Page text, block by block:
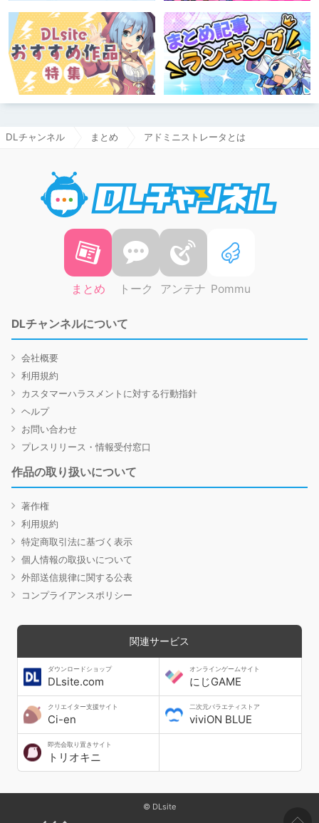
DLチャンネル まとめ アドミニストレータとは
まとめ トーク アンテナ Pommu
DLチャンネルについて
会社概要
利用規約
カスタマーハラスメントに対する行動指針
ヘルプ
お問い合わせ
プレスリリース・情報受付窓口
作品の取り扱いについて
著作権
利用規約
特定商取引法に基づく表示
個人情報の取扱いについて
外部送信規律に関する公表
コンプライアンスポリシー
関連サービス
ダウンロードショップ
DLsite.com
オンラインゲームサイト
にじGAME
クリエイター支援サイト
Ci-en
二次元バラエティストア
viviON BLUE
即売会取り置きサイト
トリオキニ
© DLsite